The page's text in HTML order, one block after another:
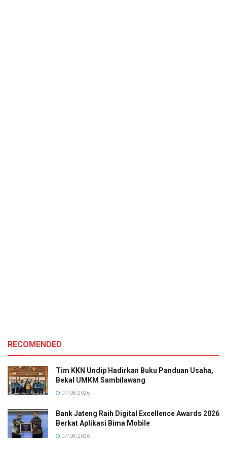
RECOMENDED
Tim KKN Undip Hadirkan Buku Panduan Usaha,
Bekal UMKM Sambilawang
07/08/2026
Bank Jateng Raih Digital Excellence Awards 2026
Berkat Aplikasi Bima Mobile
07/08/2026